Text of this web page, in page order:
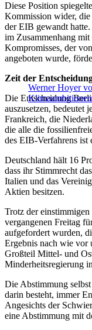
Diese Position
Kommission wider, die
der EIB gewandt
im Zusammenhang
Kompromisses, der
angeboten wurde,
Werner Hoyer
Zeit der
Die Entscheidung
auszusetzen, bedeutet
Frankreich, die
die alle die
des EIB-Verfahrens ist
Deutschland hält 16
dass ihr Stimmrecht
Italien und das
Aktien besitzen.
Trotz der
vergangenen Freitag
aufgefordert wurden,
Ergebnis nach wie vor
Großteil Mittel- und
Minderheitsregierung
Die Abstimmung
darin besteht, immer
Angesichts der
eine Abstimmung mit